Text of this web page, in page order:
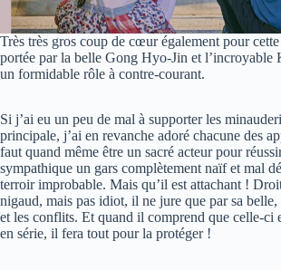
Très très gros coup de cœur également pour
portée par la belle Gong Hyo-Jin et l’incroyable
un formidable rôle à contre-courant.
Si j’ai eu un peu de mal à supporter les
principale, j’ai en revanche adoré chacune des
faut quand même être un sacré acteur pour
sympathique un gars complètement naïf et mal
terroir improbable. Mais qu’il est attachant !
nigaud, mais pas idiot, il ne jure que par sa belle,
et les conflits. Et quand il comprend que celle-ci
en série, il fera tout pour la protéger !